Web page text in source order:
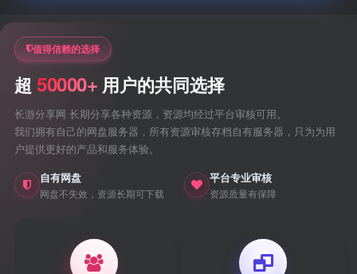
值得信赖的选择
超 50000+ 用户的共同选择
长游分享网 长期分享各种资源，资源均经过平台审核可用。
我们拥有自己的网盘服务器，所有资源审核存档自有服务器，只为为用
户提供更好的产品和服务体验。
自有网盘
网盘不失效，资源长期可下载
平台专业审核
资源质量有保障